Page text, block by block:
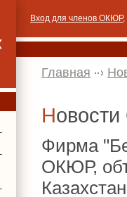
Вход для членов ОКЮР,
Главная
Фирма
ОКЮР,